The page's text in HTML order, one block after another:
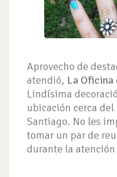
Aprovecho de
atendió, La Oficina
Lindísima
ubicación cerca del
Santiago. No les
tomar un par de
durante la atención